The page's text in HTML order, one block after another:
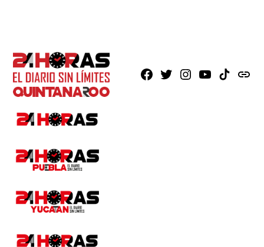
Facebook
X Instagram
YoutubeTikTokissuu